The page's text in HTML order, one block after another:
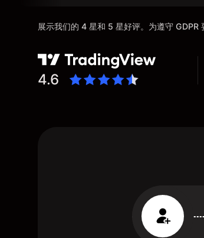
展示我们的 4 星和 5 星好评。为遵守
4.6